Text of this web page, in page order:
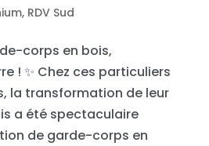
, RDV Sud
corps en bois,
! ✨ Chez ces particuliers
la transformation de leur
a été spectaculaire
de garde-corps en